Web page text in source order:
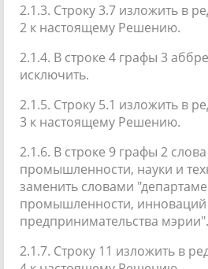
2.1.3. Строку 3.7 изложить в
2 к настоящему Решению.
2.1.4. В строке 4 графы 3
исключить.
2.1.5. Строку 5.1 изложить в
3 к настоящему Решению.
2.1.6. В строке 9 графы 2
промышленности, науки и
заменить словами
промышленности,
предпринимательства мэрии".
2.1.7. Строку 11 изложить в